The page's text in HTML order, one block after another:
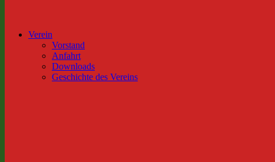
Verein
Vorstand
Anfahrt
Downloads
Geschichte des Vereins